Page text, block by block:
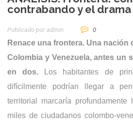
contrabando y el
Publicado por Admin 0
Renace una frontera. Una nación
Colombia y Venezuela, antes un
en dos. Los habitantes de
difícilmente podrían llegar a
territorial marcaría
miles de ciudadanos colombo-